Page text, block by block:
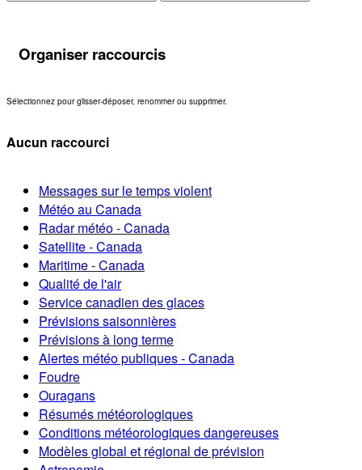
Organiser raccourcis
Sélectionnez pour glisser-déposer, renommer ou supprimer.
Aucun raccourci
Messages sur le temps violent
Météo au Canada
Radar météo - Canada
Satellite - Canada
Maritime - Canada
Qualité de l'air
Service canadien des glaces
Prévisions saisonnières
Prévisions à long terme
Alertes météo publiques - Canada
Foudre
Ouragans
Résumés météorologiques
Conditions météorologiques dangereuses
Modèles global et régional de prévision